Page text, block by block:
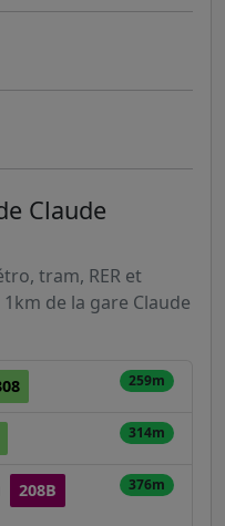
Claude
tram, RER et
de la gare Claude
259m
314m
208B
376m